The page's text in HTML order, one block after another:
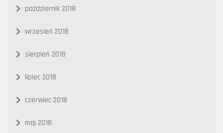
październik 2018
wrzesień 2018
sierpień 2018
lipiec 2018
czerwiec 2018
maj 2018